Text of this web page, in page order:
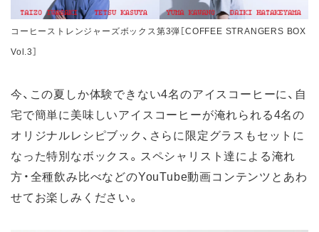
コーヒーストレンジャーズボックス第3弾［COFFEE STRANGERS BOX
Vol.3］
今、この夏しか体験できない4名のアイスコーヒーに、自
宅で簡単に美味しいアイスコーヒーが淹れられる4名の
オリジナルレシピブック、さらに限定グラスもセットに
なった特別なボックス。スペシャリスト達による淹れ
方・全種飲み比べなどのYouTube動画コンテンツとあわ
せてお楽しみください。